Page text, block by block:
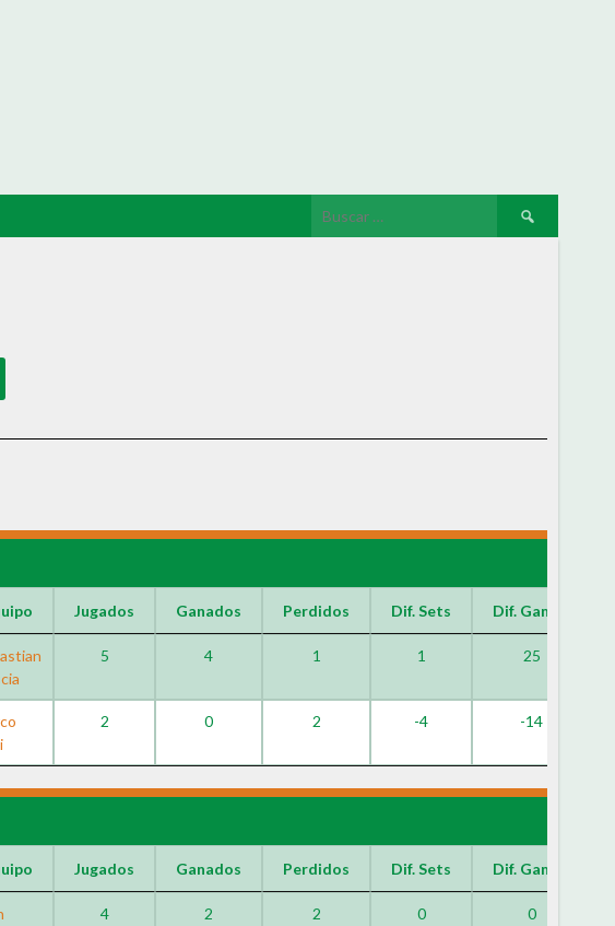
Jugados Ganados Perdidos Dif. Sets Dif. Games
5 4 1 1 25
2 0 2 -4 -14
Jugados Ganados Perdidos Dif. Sets Dif. Games
4 2 2 0 0